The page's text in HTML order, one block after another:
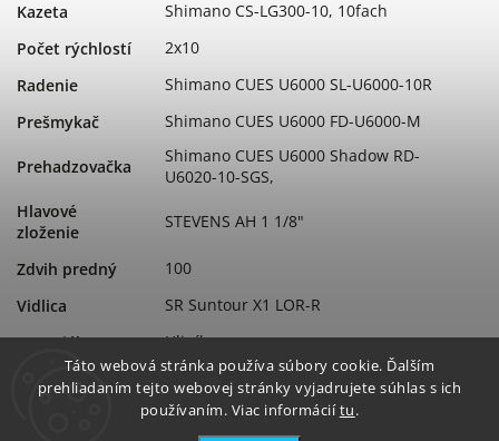
Táto webová stránka používa súbory cookie. Ďalším
prehliadaním tejto webovej stránky vyjadrujete súhlas s ich
používaním. Viac informáciítu.
Kazeta
Shimano CS-LG300-10, 10fach
Počet rýchlostí
2x10
Radenie
Shimano CUES U6000 SL-U6000-10R
Prešmykač
Shimano CUES U6000 FD-U6000-M
Prehadzovačka
Shimano CUES U6000 Shadow RD-
U6020-10-SGS,
Hlavové
zloženie
STEVENS AH 1 1/8"
Zdvih predný
100
Vidlica
SR Suntour X1 LOR-R
Materiál
Hliník
Aluminium 6061 DB
2026